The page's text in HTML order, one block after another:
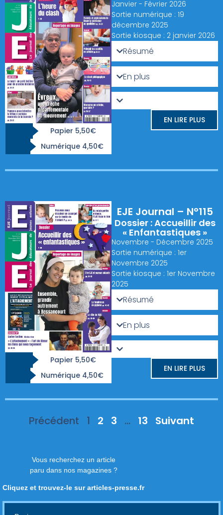
Papier 5,50€
Numérique 4,50€
Janvier - Février 2026
Sortie numérique : 19
décembre 2025
Sortie kiosque : 2 janvier 2026
Résumé
En plus
EN LIRE PLUS
Papier 5,50€
Numérique 4,50€
EJE Journal – N°115
Dossier : Accueillir des
« Enfantastiques »
Novembre - Décembre 2025
Sortie numérique : 1er
Novembre 2025
Sortie kiosque : 1er Novembre
2025
Résumé
En plus
EN LIRE PLUS
Précédent 1 2 3 … 13 Suivant
Vous recherchez un article
paru dans nos magazines ?
Cliquez et trouvez-le sur articles-presse.fr